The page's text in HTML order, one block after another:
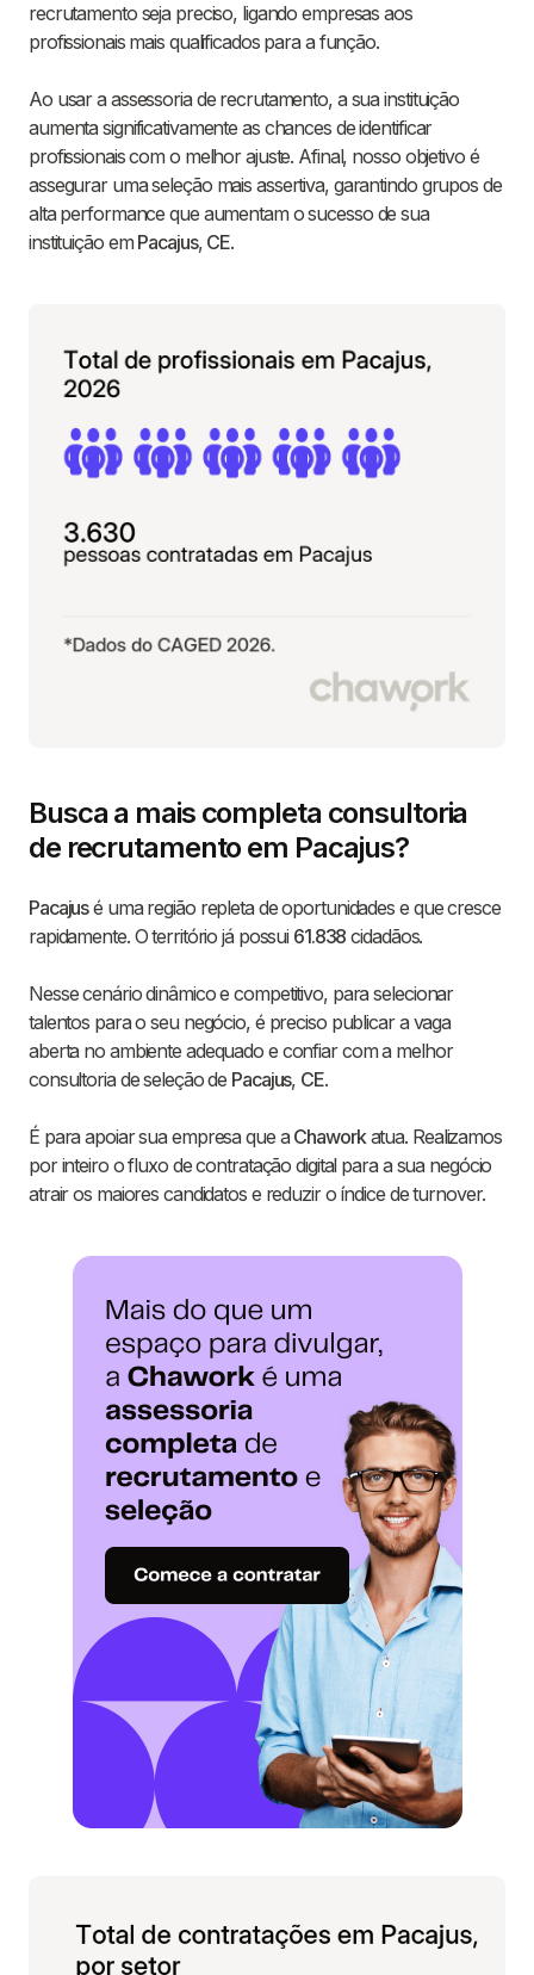
recrutamento seja preciso, ligando empresas aos
profissionais mais qualificados para a função.
Ao usar a assessoria de recrutamento, a sua instituição
aumenta significativamente as chances de identificar
profissionais com o melhor ajuste. Afinal, nosso objetivo é
assegurar uma seleção mais assertiva, garantindo grupos de
alta performance que aumentam o sucesso de sua
instituição em Pacajus, CE.
Busca a mais completa consultoria
de recrutamento em Pacajus?
Pacajusé uma região repleta de oportunidades e que cresce
rapidamente. O território já possui 61.838 cidadãos.
Nesse cenário dinâmico e competitivo, para selecionar
talentos para o seu negócio, é preciso publicar a vaga
aberta no ambiente adequado e confiar com a melhor
consultoria de seleção de Pacajus, CE.
É para apoiar sua empresa que a Chaworkatua. Realizamos
por inteiro o fluxo de contratação digital para a sua negócio
atrair os maiores candidatos e reduzir o índice de turnover.